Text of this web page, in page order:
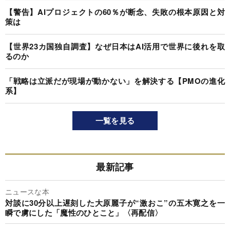
【警告】AIプロジェクトの60％が断念、失敗の根本原因と対
策は
【世界23カ国独自調査】なぜ日本はAI活用で世界に後れを取
るのか
「戦略は立派だが現場が動かない」を解決する【PMOの進化
系】
一覧を見る
最新記事
ニュースな本
対談に30分以上遅刻した大原麗子が“激おこ”の五木寛之を一
瞬で虜にした「魔性のひとこと」〈再配信〉